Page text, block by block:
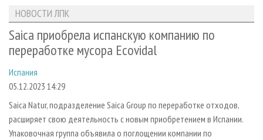
ЛЕСОЗАГОТОВКА
ЛЕСОПИЛЕНИЕ
СУШКА ДРЕВЕСИНЫ
ПРОИЗВОДСТВО ДРЕВЕСНЫХ ПЛИТ
ДЕРЕВЯННОЕ ДОМОСТРОЕНИЕ
НОВОСТИ ЛПК
НОВОСТИ ЖУРНАЛА
ПРОЕКТЫ ЛПИ
АНАЛИТИКА
ПРЕДПРИЯТИЯ ЛПК
ПЕРСОНЫ
МОБИЛЬНЫЕ ВЫСТАВКИ
ОФИЦИАЛЬНЫЕ ДЕЛЕГАЦИИ
АРХИВ
АРХИВ ЖУРНАЛОВ
О ЖУРНАЛЕ
КОНТАКТЫ
РЕКЛАМОДАТЕЛЯМ
РЕКЛАМА
РЕКЛАМА НА САЙТЕ
НОВОСТИ ЛПК
Saica приобрела испанскую компанию по
переработке мусора Ecovidal
Испания
05.12.2023 14:29
Saica Natur, подразделение Saica Group по переработке отходов,
расширяет свою деятельность с новым приобретением в Испании.
Упаковочная группа объявила о поглощении компании по